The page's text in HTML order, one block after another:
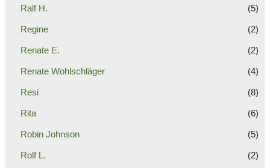
Ralf H. (5)
Regine (2)
Renate E. (2)
Renate Wohlschläger (4)
Resi (8)
Rita (6)
Robin Johnson (5)
Rolf L. (2)